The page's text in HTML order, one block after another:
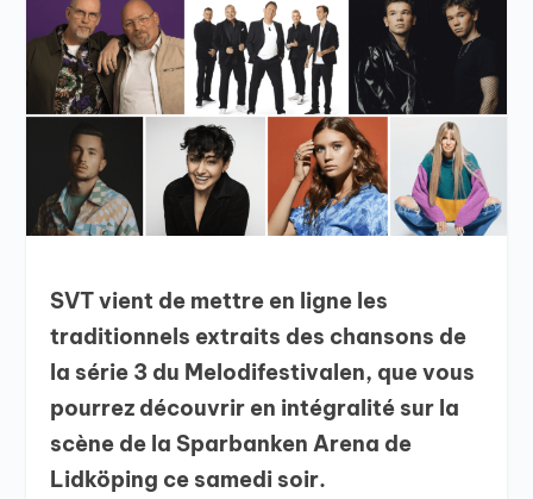
SVT vient de mettre en ligne les
traditionnels extraits des chansons de
la série 3 du Melodifestivalen, que vous
pourrez découvrir en intégralité sur la
scène de la Sparbanken Arena de
Lidköping ce samedi soir.